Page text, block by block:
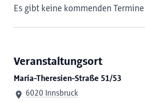
Es gibt keine kommenden Termine
Veranstaltungsort
Maria-Theresien-Straße 51/53
6020 Innsbruck